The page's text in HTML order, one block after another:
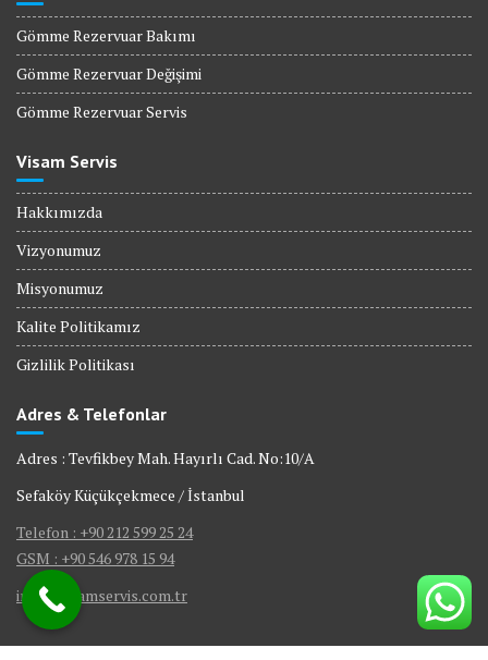
Gömme Rezervuar Bakımı
Gömme Rezervuar Değişimi
Gömme Rezervuar Servis
Visam Servis
Hakkımızda
Vizyonumuz
Misyonumuz
Kalite Politikamız
Gizlilik Politikası
Adres & Telefonlar
Adres : Tevfikbey Mah. Hayırlı Cad. No:10/A
Sefaköy Küçükçekmece / İstanbul
Telefon : +90 212 599 25 24
GSM : +90 546 978 15 94
info@visamservis.com.tr